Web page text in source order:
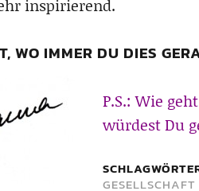
inspirierend.
WO IMMER DU DIES
P.S.: Wie
würdest Du
GESELLSCHAFT